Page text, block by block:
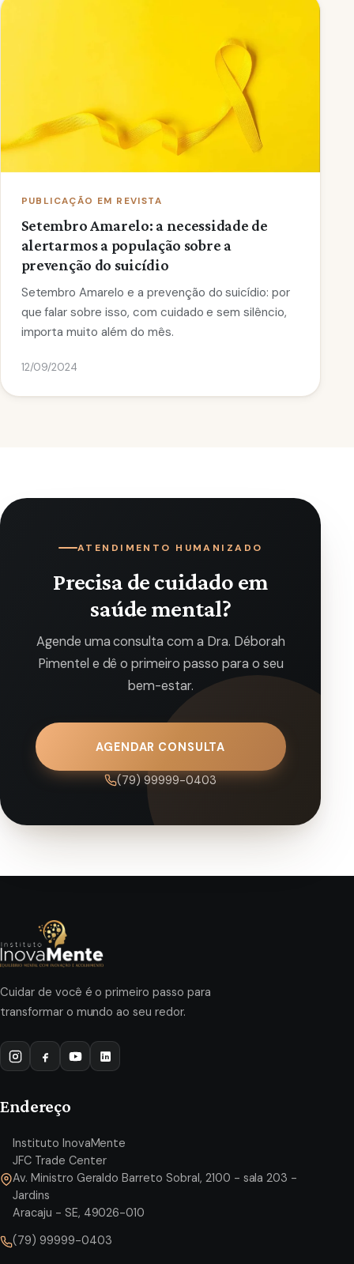
PUBLICAÇÃO EM REVISTA
Setembro Amarelo: a necessidade de
alertarmos a população sobre a
prevenção do suicídio
Setembro Amarelo e a prevenção do suicídio: por
que falar sobre isso, com cuidado e sem silêncio,
importa muito além do mês.
12/09/2024
ATENDIMENTO HUMANIZADO
Precisa de cuidado em
saúde mental?
Agende uma consulta com a Dra. Déborah
Pimentel e dê o primeiro passo para o seu
bem-estar.
AGENDAR CONSULTA
(79) 99999-0403
Cuidar de você é o primeiro passo para
transformar o mundo ao seu redor.
Endereço
Instituto InovaMente
JFC Trade Center
Av. Ministro Geraldo Barreto Sobral, 2100 - sala 203 -
Jardins
Aracaju - SE, 49026-010
(79) 99999-0403